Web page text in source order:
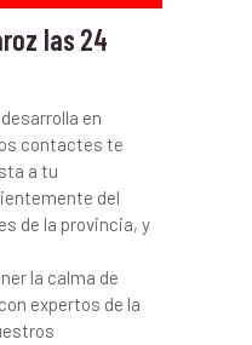
las 24
en
contactes te
a tu
del
de la provincia, y
la calma de
expertos de la